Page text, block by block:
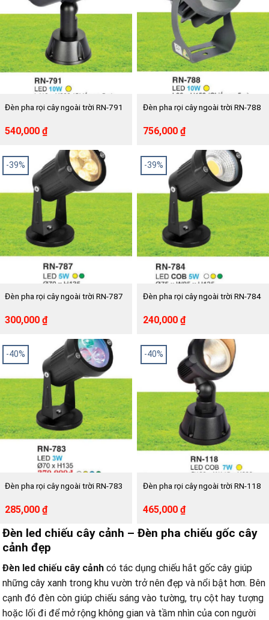
Đèn pha rọi cây ngoài trời RN-791
Giá
898,000 ₫.
540,000 ₫Giá
hiện
tại
là:
540,000 ₫.
Đèn pha rọi cây ngoài trời RN-788
Giá
1,260,000 ₫.
756,000 ₫Giá
hiện
tại
là:
756,000 ₫.
-39%
Đèn pha rọi cây ngoài trời RN-787
Giá
490,000 ₫.
300,000 ₫Giá
là:
300,000 ₫.
-39%
Đèn pha rọi cây ngoài trời RN-784
Giá
396,000 ₫.
240,000 ₫Giá
tại
là:
240,000 ₫.
-40%
Đèn pha rọi cây ngoài trời RN-783
Giá
là:
475,000 ₫.
285,000 ₫Giá
hiện
tại
là:
285,000 ₫.
-40%
Đèn pha rọi cây ngoài trời RN-118
Giá
là:
780,000 ₫.
465,000 ₫Giá
hiện
tại
là:
Đèn led chiếu cây cảnh – Đèn pha chiếu gốc cây
cảnh đẹp
Đèn led chiếu cây cảnh có tác dụng chiếu hắt gốc cây giúp
những cây xanh trong khu vườn trở nên đẹp và nổi bật hơn. Bên
cạnh đó đèn còn giúp chiếu sáng vào tường, trụ cột hay tượng
hoặc lối đi để mở rộng không gian và tầm nhìn của con người